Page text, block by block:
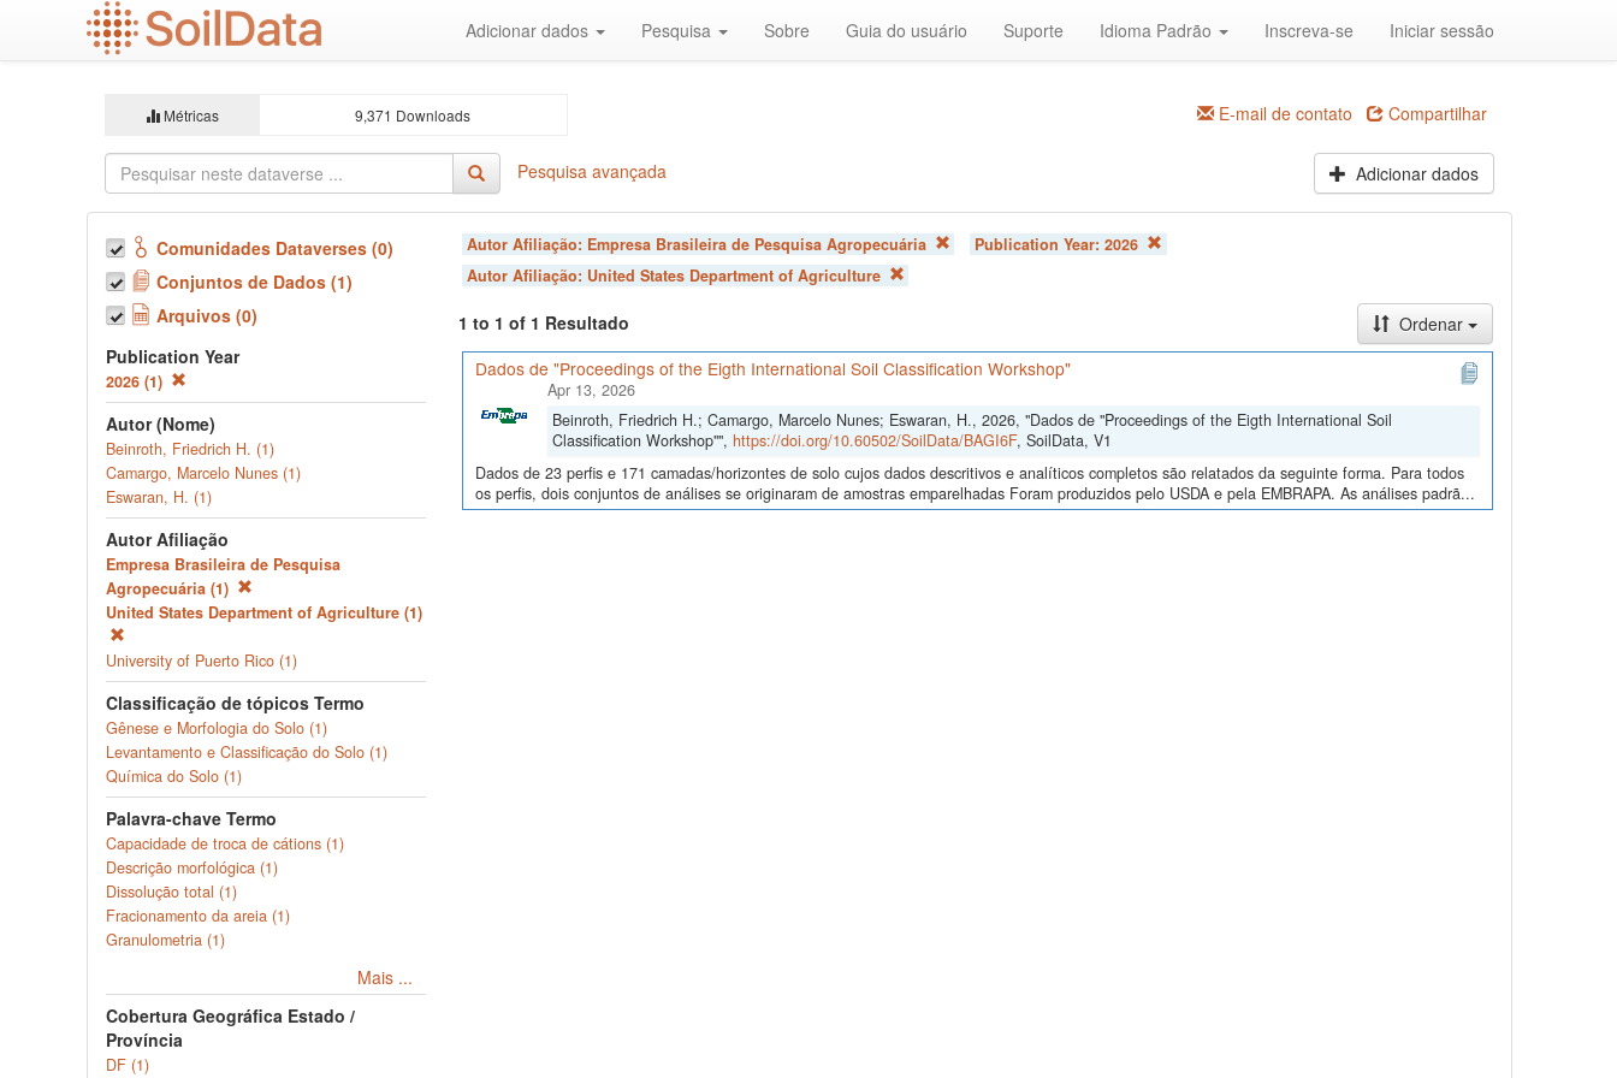
Adicionar dados Pesquisa Sobre Guia do usuário Suporte Idioma Padrão Inscreva-se Iniciar sessão
Métricas 9,371 Downloads E-mail de contato Compartilhar
Pesquisa avançada Adicionar dados
Comunidades Dataverses (0)
Conjuntos de Dados (1)
Arquivos (0)
Publication Year
2026 (1)
Autor (Nome)
Beinroth, Friedrich H. (1)
Camargo, Marcelo Nunes (1)
Eswaran, H. (1)
Autor Afiliação
Empresa Brasileira de Pesquisa
Agropecuária (1)
United States Department of Agriculture (1)
University of Puerto Rico (1)
Classificação de tópicos Termo
Gênese e Morfologia do Solo (1)
Levantamento e Classificação do Solo (1)
Química do Solo (1)
Palavra-chave Termo
Capacidade de troca de cátions (1)
Descrição morfológica (1)
Dissolução total (1)
Fracionamento da areia (1)
Granulometria (1)
Mais ...
Cobertura Geográfica Estado /
Província
DF (1)
Autor Afiliação: Empresa Brasileira de Pesquisa Agropecuária Publication Year: 2026
Autor Afiliação: United States Department of Agriculture
1 to 1 of 1 Resultado
Ordenar
Dados de "Proceedings of the Eigth International Soil Classification Workshop"
Apr 13, 2026
Beinroth, Friedrich H.; Camargo, Marcelo Nunes; Eswaran, H., 2026, "Dados de "Proceedings of the Eigth International Soil
Classification Workshop"", https://doi.org/10.60502/SoilData/BAGI6F, SoilData, V1
Dados de 23 perfis e 171 camadas/horizontes de solo cujos dados descritivos e analíticos completos são relatados da seguinte forma. Para todos
os perfis, dois conjuntos de análises se originaram de amostras emparelhadas Foram produzidos pelo USDA e pela EMBRAPA. As análises padrã...